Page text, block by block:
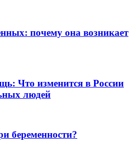
почему она возникает
Что изменится в России
людей
беременности?